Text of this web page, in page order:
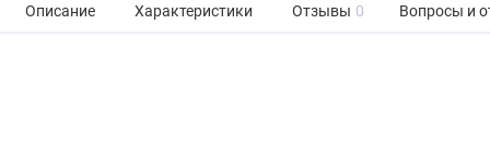
Описание Характеристики Отзывы 0 Вопросы и